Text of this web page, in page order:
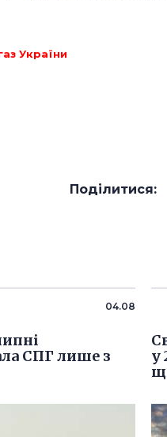
України
Поділитися:
04.08
СПГ лише з
у